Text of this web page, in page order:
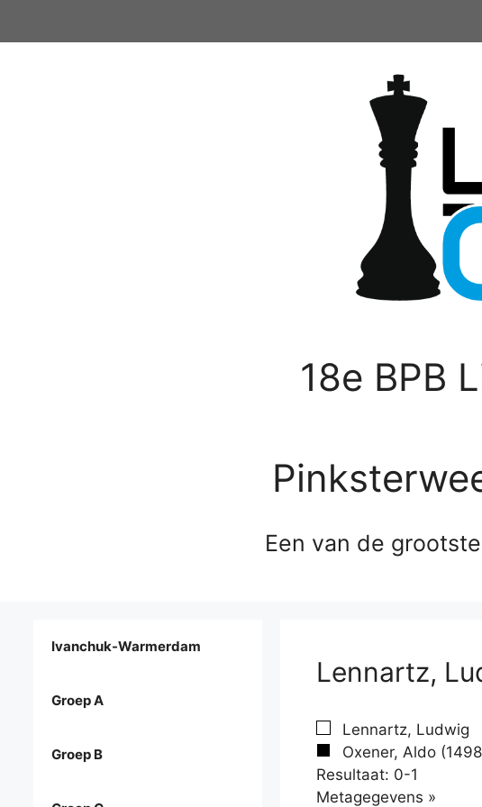
18e BPB
Een van de
Lennartz,
Lennartz, Ludwig
Oxener, Aldo
Resultaat: 0-1
Metagegevens »
Ivanchuk-Warmerdam
Groep A
Groep B